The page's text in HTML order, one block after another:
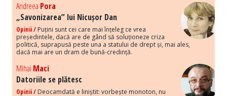
Andreea Pora
„Savonizarea” lui Nicușor Dan
Opinii / Puțini sunt cei care mai înțeleg ce vrea
președintele, dacă are de gând să soluționeze criza
politică, suprapusă peste una a statului de drept și, mai ales,
dacă mai are un dram de bună-credință.
Mihai Maci
Datoriile se plătesc
Opinii / Deocamdată e liniștit: vorbește monoton, nu